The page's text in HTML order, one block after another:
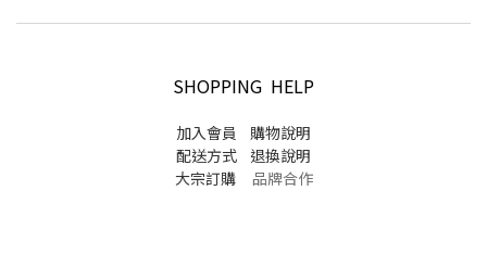
SHOPPING HELP
加入會員
購物說明
配送方式
退換說明
大宗訂購品牌合作